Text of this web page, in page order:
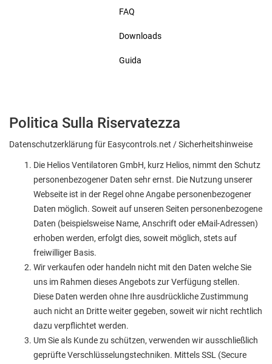
FAQ
Downloads
Guida
Politica Sulla Riservatezza
Datenschutzerklärung für Easycontrols.net / Sicherheitshinweise
Die Helios Ventilatoren GmbH, kurz Helios, nimmt den Schutz
personenbezogener Daten sehr ernst. Die Nutzung unserer
Webseite ist in der Regel ohne Angabe personenbezogener
Daten möglich. Soweit auf unseren Seiten personenbezogene
Daten (beispielsweise Name, Anschrift oder eMail-Adressen)
erhoben werden, erfolgt dies, soweit möglich, stets auf
freiwilliger Basis.
Wir verkaufen oder handeln nicht mit den Daten welche Sie
uns im Rahmen dieses Angebots zur Verfügung stellen.
Diese Daten werden ohne Ihre ausdrückliche Zustimmung
auch nicht an Dritte weiter gegeben, soweit wir nicht rechtlich
dazu verpflichtet werden.
Um Sie als Kunde zu schützen, verwenden wir ausschließlich
geprüfte Verschlüsselungstechniken. Mittels SSL (Secure